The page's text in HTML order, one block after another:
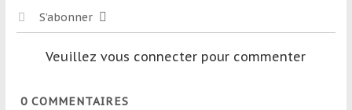
S’abonner
Veuillez vous connecter pour commenter
0COMMENTAIRES